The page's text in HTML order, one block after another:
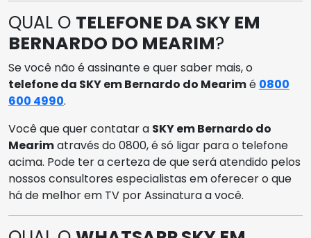
QUAL O TELEFONE DA SKY EM
BERNARDO DO MEARIM?
Se você não é assinante e quer saber mais, o
telefone da SKY em Bernardo do Mearimé 0800
600 4990.
Você que quer contatar a SKY em Bernardo do
Mearimatravés do 0800, é só ligar para o telefone
acima. Pode ter a certeza de que será atendido pelos
nossos consultores especialistas em oferecer o que
há de melhor em TV por Assinatura a você.